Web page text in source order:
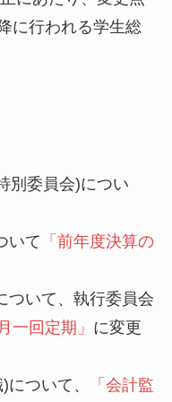
に行われる学生総
別委員会)につい
いて 「前年度決算の
ついて、執行委員会
一回定期」 に変更
ついて、
「会計監